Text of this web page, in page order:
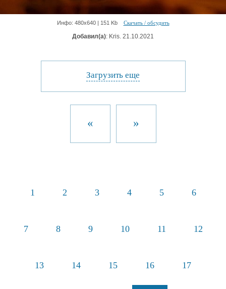
Инфо: 480х640 | 151 Kb Скачать / обсудить
Добавил(а): Kris. 21.10.2021
Загрузить еще
« »
1 2 3 4 5 6
7 8 9 10 11 12
13 14 15 16 17